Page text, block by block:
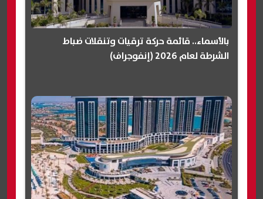
بالأسماء.. قائمة حركة ترقيات وتنقلات ضباط
الشرطة لعام 2026 (إنفوجراف)